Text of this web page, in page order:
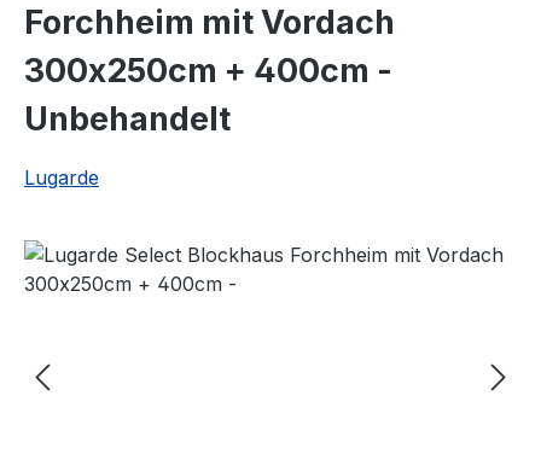
Forchheim mit Vordach
300x250cm + 400cm -
Unbehandelt
Lugarde
Bildergalerie überspringen